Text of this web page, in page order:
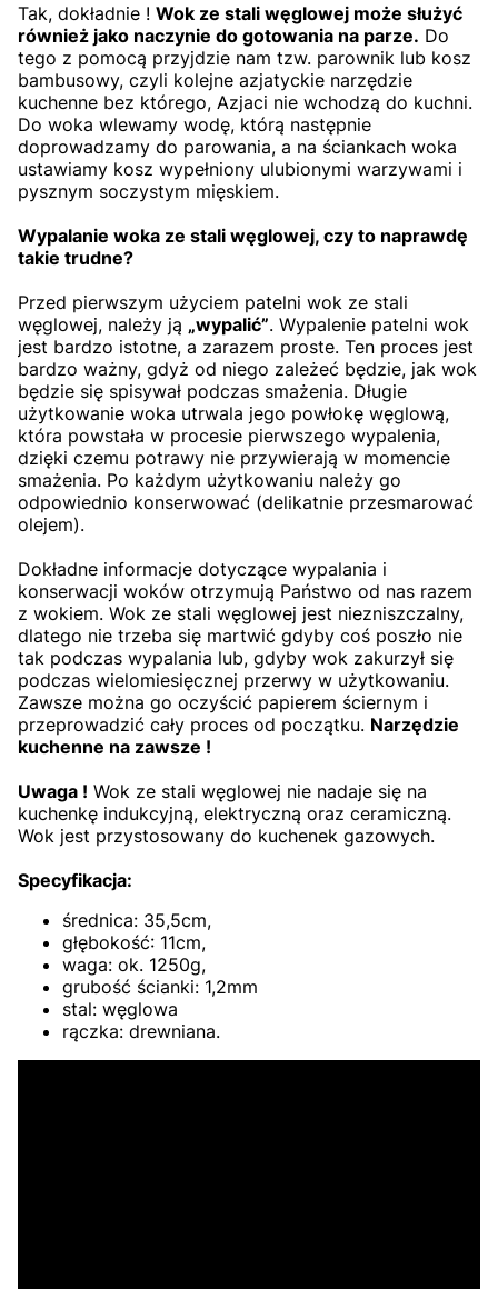
Tak, dokładnie ! Wok ze stali węglowej może służyć
również jako naczynie do gotowania na parze. Do
tego z pomocą przyjdzie nam tzw. parownik lub kosz
bambusowy, czyli kolejne azjatyckie narzędzie
kuchenne bez którego, Azjaci nie wchodzą do kuchni.
Do woka wlewamy wodę, którą następnie
doprowadzamy do parowania, a na ściankach woka
ustawiamy kosz wypełniony ulubionymi warzywami i
pysznym soczystym mięskiem.
Wypalanie woka ze stali węglowej, czy to naprawdę
takie trudne?
Przed pierwszym użyciem patelni wok ze stali
węglowej, należy ją „wypalić”. Wypalenie patelni wok
jest bardzo istotne, a zarazem proste. Ten proces jest
bardzo ważny, gdyż od niego zależeć będzie, jak wok
będzie się spisywał podczas smażenia. Długie
użytkowanie woka utrwala jego powłokę węglową,
która powstała w procesie pierwszego wypalenia,
dzięki czemu potrawy nie przywierają w momencie
smażenia. Po każdym użytkowaniu należy go
odpowiednio konserwować (delikatnie przesmarować
olejem).
Dokładne informacje dotyczące wypalania i
konserwacji woków otrzymują Państwo od nas razem
z wokiem. Wok ze stali węglowej jest niezniszczalny,
dlatego nie trzeba się martwić gdyby coś poszło nie
tak podczas wypalania lub, gdyby wok zakurzył się
podczas wielomiesięcznej przerwy w użytkowaniu.
Zawsze można go oczyścić papierem ściernym i
przeprowadzić cały proces od początku. Narzędzie
kuchenne na zawsze !
Uwaga ! Wok ze stali węglowej nie nadaje się na
kuchenkę indukcyjną, elektryczną oraz ceramiczną.
Wok jest przystosowany do kuchenek gazowych.
Specyfikacja:
średnica: 35,5cm,
głębokość: 11cm,
waga: ok. 1250g,
grubość ścianki: 1,2mm
stal: węglowa
rączka: drewniana.